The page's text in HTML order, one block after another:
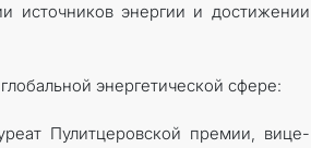
источников энергии и достижении
энергетической сфере:
Пулитцеровской премии, вице-